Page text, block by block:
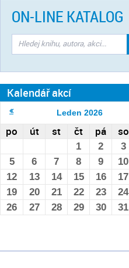
ON-LINE KATALOG
Kalendář akcí
Leden 2026
po út st čt pá so
1 2 3
5
6 7 8 9 10
12
13 14 15 16 17
19
20 21 22 23 24
26
27 28 29 30 31